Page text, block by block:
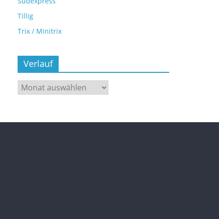
Tillig
Trix / Minitrix
Verlauf